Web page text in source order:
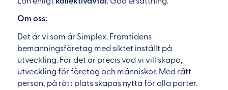
Om oss:
Det är vi som är Simplex. Framtidens
bemanningsföretag med siktet inställt på
utveckling. För det är precis vad vi vill skapa,
utveckling för företag och människor. Med rätt
person, på rätt plats skapas nytta för alla parter.